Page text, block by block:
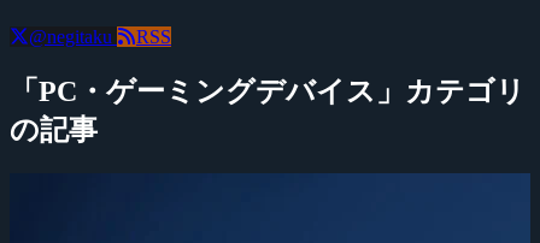
@negitaku RSS
「PC・ゲーミングデバイス」カテゴリ
の記事